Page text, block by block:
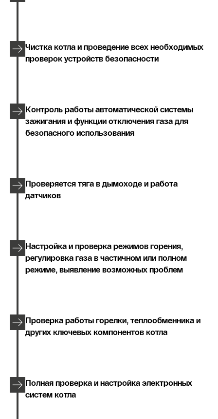
Чистка котла и проведение всех необходимых
проверок устройств безопасности
Контроль работы автоматической системы
зажигания и функции отключения газа для
безопасного использования
Проверяется тяга в дымоходе и работа
датчиков
Настройка и проверка режимов горения,
регулировка газа в частичном или полном
режиме, выявление возможных проблем
Проверка работы горелки, теплообменника и
других ключевых компонентов котла
Полная проверка и настройка электронных
систем котла